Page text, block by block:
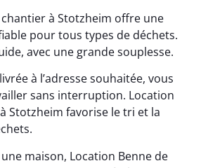
à Stotzheim offre une
pour tous types de déchets.
avec une grande souplesse.
à l’adresse souhaitée, vous
sans interruption. Location
Stotzheim favorise le tri et la
maison, Location Benne de